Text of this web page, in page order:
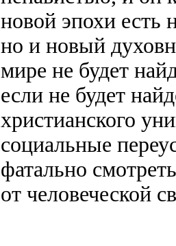
новой эпохи есть
но и новый
мире не будет
если не будет
христианского
социальные
фатально
от человеческой